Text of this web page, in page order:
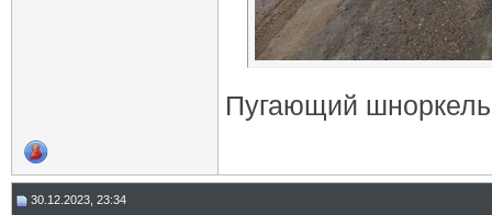
Пугающий шноркель
30.12.2023, 23:34